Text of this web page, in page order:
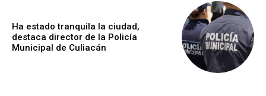
Ha estado tranquila la ciudad,
destaca director de la Policía
Municipal de Culiacán